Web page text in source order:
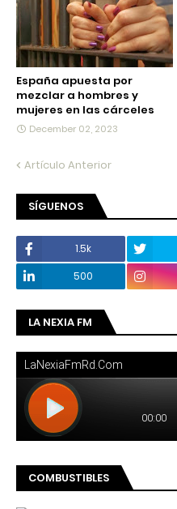
España apuesta por
mezclar a hombres y
mujeres en las cárceles
December 02, 2023
Artículo Anterior
SÍGUENOS
1.5k
500
LA NEXIA FM
COMBUSTIBLES